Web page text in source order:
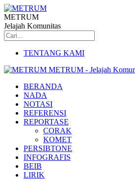
METRUM
Jelajah Komunitas
TENTANG KAMI
METRUM - Jelajah
BERANDA
NADA
NOTASI
REFERENSI
REPORTASE
CORAK
KOMET
PERSIBTONE
INFOGRAFIS
BEIB
LIRIK